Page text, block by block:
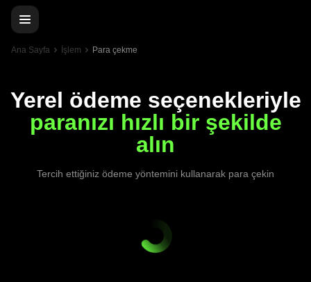
Ana Sayfa İşlem Para çekme
Yerel ödeme seçenekleriyle
paranızı hızlı bir şekilde
alın
Tercih ettiğiniz ödeme yöntemini kullanarak para çekin